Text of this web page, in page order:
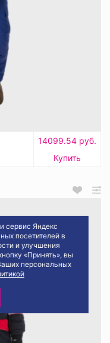
сервис Яндекс
посетителей в
и улучшения
«Принять», вы
персональных
14099.54 руб.
Купить